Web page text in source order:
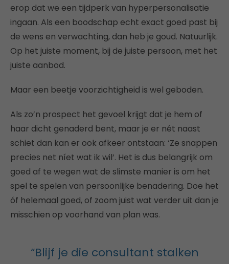
erop dat we een tijdperk van hyperpersonalisatie
ingaan. Als een boodschap echt exact goed past bij
de wens en verwachting, dan heb je goud. Natuurlijk.
Op het juiste moment, bij de juiste persoon, met het
juiste aanbod.
Maar een beetje voorzichtigheid is wel geboden.
Als zo’n prospect het gevoel krijgt dat je hem of
haar dicht genaderd bent, maar je er nét naast
schiet dan kan er ook afkeer ontstaan: ‘Ze snappen
precies net níet wat ik wil’. Het is dus belangrijk om
goed af te wegen wat de slimste manier is om het
spel te spelen van persoonlijke benadering. Doe het
óf helemaal goed, of zoom juist wat verder uit dan je
misschien op voorhand van plan was.
“Blijf je die consultant stalken